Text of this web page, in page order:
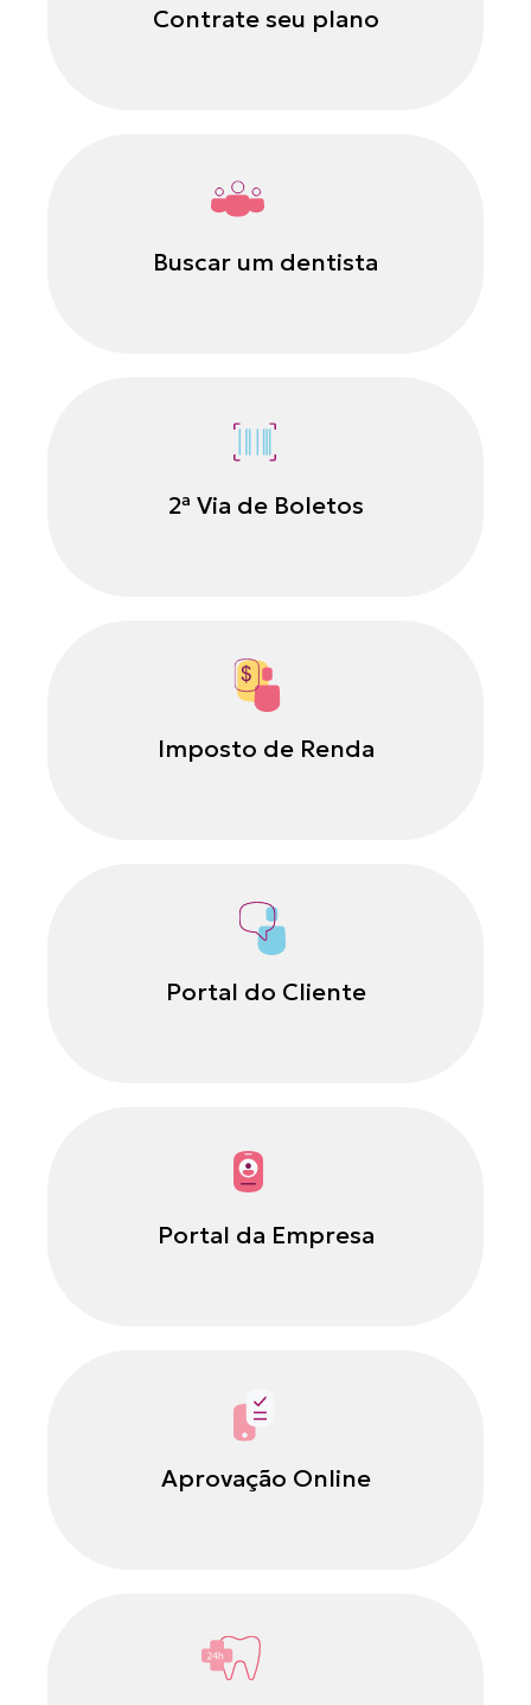
Contrate seu plano
Buscar um dentista
2ª Via de Boletos
Imposto de Renda
Portal do Cliente
Portal da Empresa
Aprovação Online